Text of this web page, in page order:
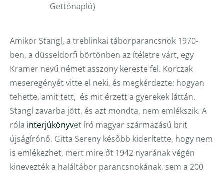
Gettónapló)
Amikor Stangl, a treblinkai táborparancsnok 1970-
ben, a düsseldorfi börtönben az ítéletre várt, egy
Kramer nevű német asszony kereste fel. Korczak
meseregényét vitte el neki, és megkérdezte: hogyan
tehette, amit tett, és mit érzett a gyerekek láttán.
Stangl zavarba jött, és azt mondta, nem emlékszik. A
róla interjúkönyvet író magyar származású brit
újságírónő, Gitta Sereny később kiderítette, hogy nem
is emlékezhet, mert mire őt 1942 nyarának végén
kinevezték a haláltábor parancsnokának, sem a 200